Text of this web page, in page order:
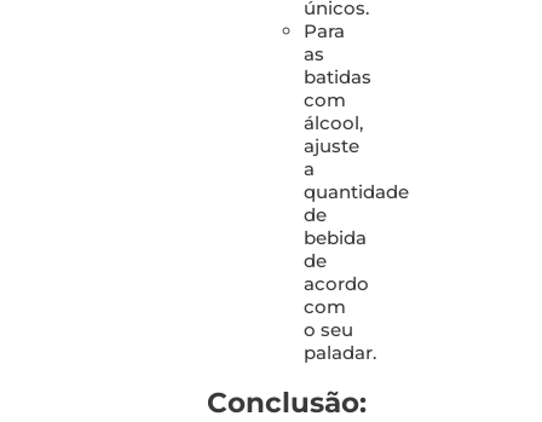
únicos.
Para
as
batidas
com
álcool,
ajuste
a
quantidade
de
bebida
de
acordo
com
o seu
paladar.
Conclusão: